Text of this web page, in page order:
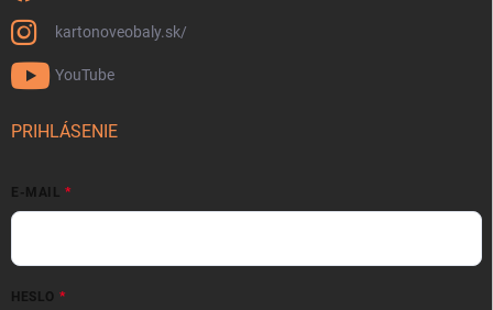
kartonoveobaly.sk/
YouTube
PRIHLÁSENIE
E-MAIL
HESLO